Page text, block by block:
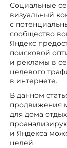
Социальные
визуальный
с
сообщество
Яндекс
поисковой
и рекламы в
целевого
в интернете.
В данном
продвижения
для дома
и Яндекса
целей.